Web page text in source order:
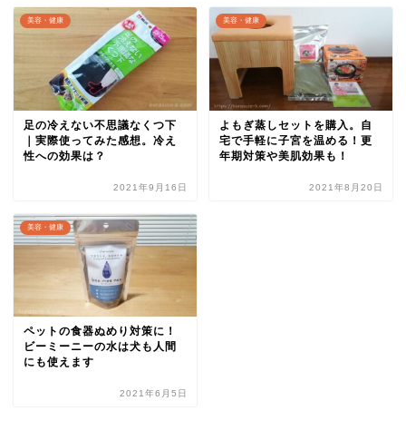
美容・健康
足の冷えない不思議なくつ下
｜実際使ってみた感想。冷え
性への効果は？
2021年9月16日
美容・健康
よもぎ蒸しセットを購入。自
宅で手軽に子宮を温める！更
年期対策や美肌効果も！
2021年8月20日
美容・健康
ペットの食器ぬめり対策に！
ビーミーニーの水は犬も人間
にも使えます
2021年6月5日